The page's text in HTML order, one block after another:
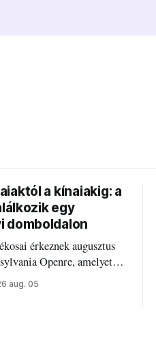
a kínaiakig: a
egy
domboldalon
érkeznek augusztus
Openre, amelyet
működő állandó
rendeznek meg.
aug. 05